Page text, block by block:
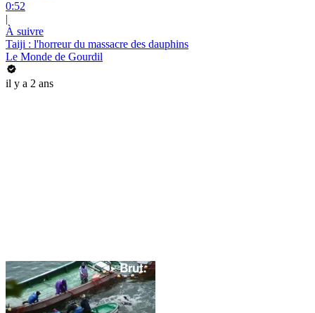
0:52
|
À suivre
Taiji : l'horreur du massacre des dauphins
Le Monde de Gourdil
il y a 2 ans